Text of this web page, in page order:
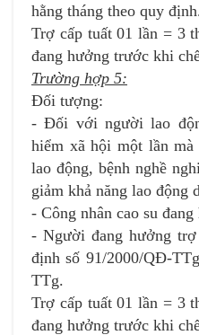
hằng tháng theo quy
Trợ cấp tuất 01 lần = 3
đang hưởng trước khi
Trường hợp 5:
Đối tượng:
- Đối với người lao
hiểm xã hội một lần
lao động, bệnh nghề
giảm khả năng lao động
- Công nhân cao su
- Người đang hưởng trợ
định số 91/2000/QĐ-
TTg.
Trợ cấp tuất 01 lần = 3
đang hưởng trước khi